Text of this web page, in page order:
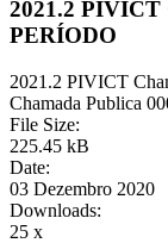
2021.2 PIVICT
PERÍODO
2021.2 PIVICT
Chamada Publica
File Size:
225.45 kB
Date:
03 Dezembro 2020
Downloads:
25 x